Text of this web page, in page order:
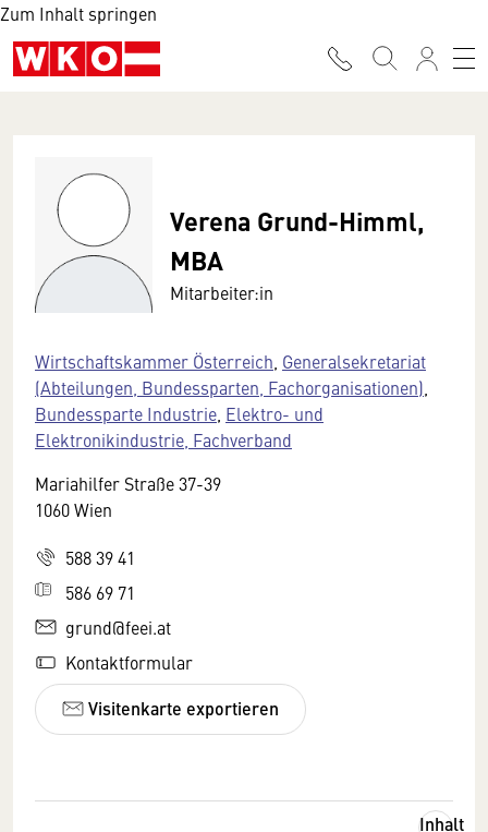
Zum Inhalt springen
Verena Grund-Himml,
MBA
Mitarbeiter:in
Wirtschaftskammer Österreich Generalsekretariat
(Abteilungen, Bundessparten, Fachorganisationen)
Bundessparte Industrie Elektro- und
Elektronikindustrie, Fachverband
Mariahilfer Straße 37-39
1060 Wien
588 39 41
586 69 71
grund@feei.at
Kontaktformular
Visitenkarte exportieren
Inhalt